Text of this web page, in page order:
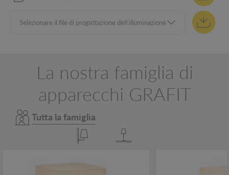
La nostra famiglia di
apparecchi GRAFIT
Tutta la famiglia